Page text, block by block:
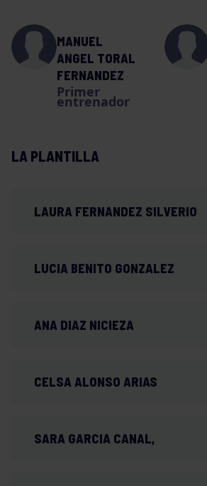
MANUEL
ANGEL TORAL
FERNANDEZ
Primer
entrenador
LA PLANTILLA
LAURA FERNANDEZ SILVERIO
LUCIA BENITO GONZALEZ
ANA DIAZ NICIEZA
CELSA ALONSO ARIAS
SARA GARCIA CANAL,